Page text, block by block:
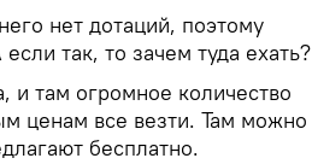
нет дотаций, поэтому
так, то зачем туда ехать?
и там огромное количество
ценам все везти. Там можно
бесплатно.